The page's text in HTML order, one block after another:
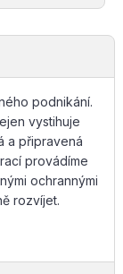
podnikání.
vystihuje
a připravená
provádíme
ochrannými
rozvíjet.